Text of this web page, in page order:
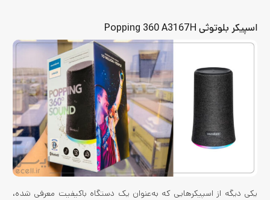
اسپیکر بلوتوثی Popping 360 A3167H
یکی دیگه از اسپیکرهایی که به‌عنوان یک دستگاه باکیفیت معرفی شده،